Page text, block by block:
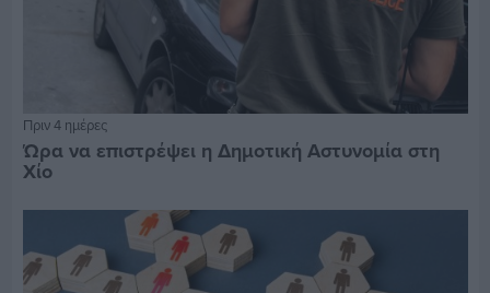
Πριν 4 ημέρες
Ώρα να επιστρέψει η Δημοτική Αστυνομία στη
Χίο